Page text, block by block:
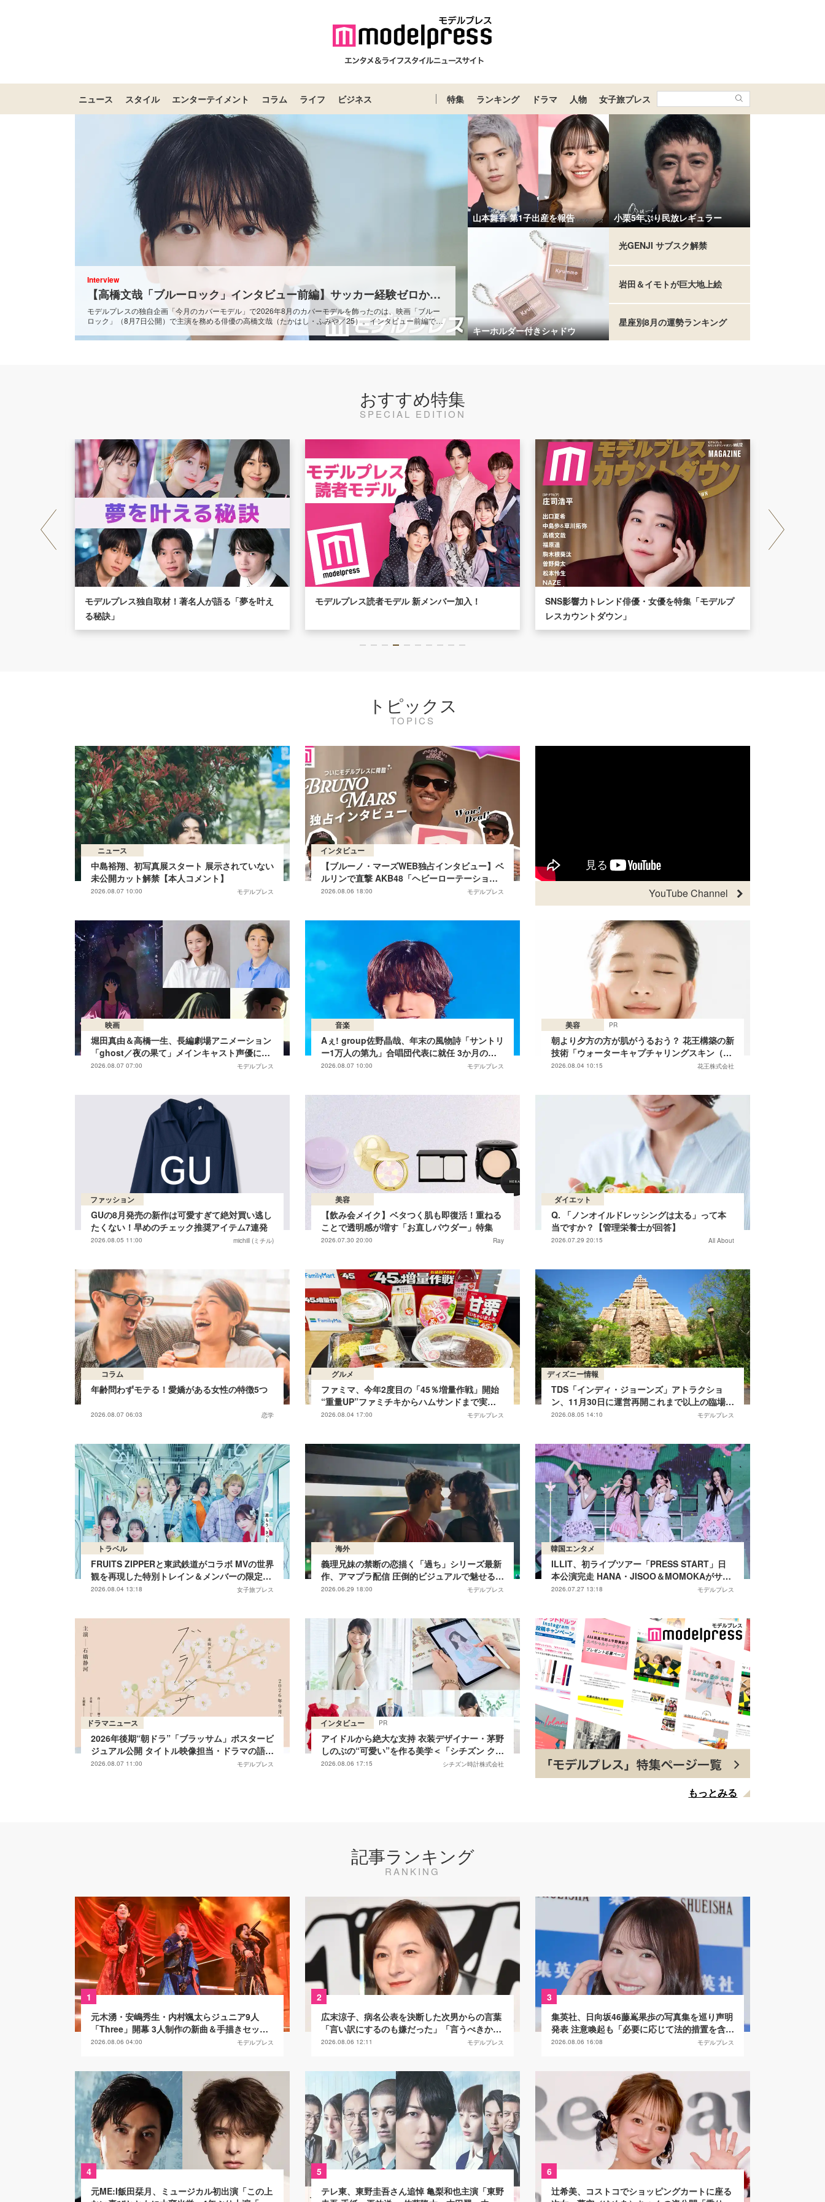
ニュース スタイル エンターテイメント コラム ライフ ビジネス 特集 ランキング ドラマ 人物 女子旅プレス
Interview
【高橋文哉「ブルーロック」インタビュー前編】サッカー経験ゼロから潔世一演じる覚悟と自信 自分の中でたどり着いた納得の表現「一番難しいポイントでしたが」
モデルプレスの独自企画「今月のカバーモデル」で2026年8月のカバーモデルを飾ったのは、映画「ブルー
ロック」（8月7日公開）で主演を務める俳優の高橋文哉（たかはし・ふみや／25）。インタビュー前編で
は、サッカー未経験から主人公・潔世一を作り上げるまでや、本作に懸ける覚悟を語ってくれた。
山本舞香 第1子出産を報告 小栗5年ぶり民放レギュラー
キーホルダー付きシャドウ
光GENJI サブスク解禁
岩田＆イモトが巨大地上絵
星座別8月の運勢ランキング
おすすめ特集
SPECIAL EDITION
モデルプレス独自取材！著名人が語る「夢を叶え
る秘訣」
モデルプレス読者モデル 新メンバー加入！
SNS影響力トレンド俳優・女優を特集「モデルプ
レスカウントダウン」
トピックス
TOPICS
ニュース
中島裕翔、初写真展スタート 展示されていない
未公開カット解禁【本人コメント】
2026.08.07 10:00 モデルプレス
インタビュー
【ブルーノ・マーズWEB独占インタビュー】ベ
ルリンで直撃 AKB48「ヘビーローテーショ
ン」カバー秘話・日本のファンは「特別な何か
2026.08.06 18:00 モデルプレス YouTube Channel
映画
堀田真由＆高橋一生、長編劇場アニメーション
「ghost／夜の果て」メインキャスト声優に決
定「子どもの頃に抱いていた言葉にはできない
2026.08.07 07:00 モデルプレス
音楽
Aぇ! group佐野晶哉、年末の風物詩「サントリ
ー1万人の第九」合唱団代表に就任 3か月のレ
ッスン経て本番に臨む
2026.08.07 10:00 モデルプレス
美容 PR
朝より夕方の方が肌がうるおう？ 花王構築の新
技術「ウォーターキャプチャリングスキン（捕
水肌）」がスキンケアの常識を変える予感
2026.08.04 10:15 花王株式会社
ファッション
GUの8月発売の新作は可愛すぎて絶対買い逃し
たくない！早めのチェック推奨アイテム7連発
2026.08.05 11:00 michill (ミチル)
美容
【飲み会メイク】ベタつく肌も即復活！重ねる
ことで透明感が増す「お直しパウダー」特集
2026.07.30 20:00 Ray
ダイエット
Q. 「ノンオイルドレッシングは太る」って本
当ですか？【管理栄養士が回答】
2026.07.29 20:15 All About
コラム
年齢問わずモテる！愛嬌がある女性の特徴5つ
2026.08.07 06:03 恋学
グルメ
ファミマ、今年2度目の「45％増量作戦」開始
“重量UP”ファミチキからハムサンドまで実物
レビュー
2026.08.04 17:00 モデルプレス
ディズニー情報
TDS「インディ・ジョーンズ」アトラクショ
ン、11月30日に運営再開これまで以上の臨場感
に
2026.08.05 14:10 モデルプレス
トラベル
FRUITS ZIPPERと東武鉄道がコラボ MVの世界
観を再現した特別トレイン＆メンバーの限定ア
ナウンス
2026.08.04 13:18 女子旅プレス
海外
義理兄妹の禁断の恋描く「過ち」シリーズ最新
作、アマプラ配信 圧倒的ビジュアルで魅せるラ
ブロマンス【君の過ち：ロンドン編】
2026.06.29 18:00 モデルプレス
韓国エンタメ
ILLIT、初ライブツアー「PRESS START」日
本公演完走 HANA・JISOO＆MOMOKAがサプ
ライズ登場で新曲ステージ披露
2026.07.27 13:18 モデルプレス
ドラマニュース
2026年後期“朝ドラ”「ブラッサム」ポスタービ
ジュアル公開 タイトル映像担当・ドラマの語り
も決定
2026.08.07 11:00 モデルプレス
インタビュー PR
アイドルから絶大な支持 衣装デザイナー・茅野
しのぶの“可愛い”を作る美学＜「シチズン クロ
スシー」インタビュー＞
2026.08.06 17:15 シチズン時計株式会社
もっとみる
記事ランキング
RANKING
1
元木湧・安嶋秀生・内村颯太らジュニア9人
「Three」開幕 3人制作の新曲＆手描きセット
に込めた想い「もっと前に進んで夢を掴みた
2026.08.06 04:00 モデルプレス
2
広末涼子、病名公表を決断した次男からの言葉
「言い訳にするのも嫌だった」「言うべきか迷
った」
2026.08.06 12:11 モデルプレス
3
集英社、日向坂46藤嶌果歩の写真集を巡り声明
発表 注意喚起も「必要に応じて法的措置を含む
対応を検討」
2026.08.06 16:08 モデルプレス
4
元ME:I飯田栞月、ミュージカル初出演「この上
5
テレ東、東野圭吾さん追悼 亀梨和也主演「東野
6
辻希美、コストコでショッピングカートに座る